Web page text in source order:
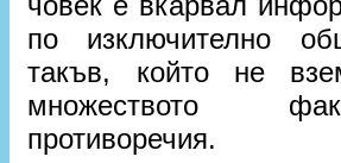
по изключително
такъв, който не
множеството
противоречия.